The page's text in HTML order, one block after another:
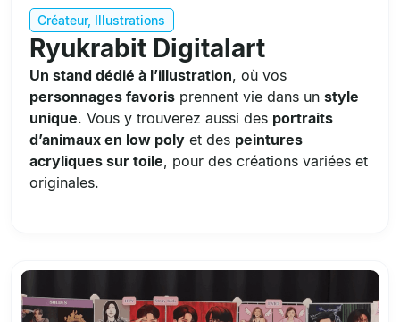
Créateur, Illustrations
Ryukrabit Digitalart
Un stand dédié à l’illustration, où vos
personnages favoris prennent vie dans un style
unique. Vous y trouverez aussi des portraits
d’animaux en low poly et des peintures
acryliques sur toile, pour des créations variées et
originales.